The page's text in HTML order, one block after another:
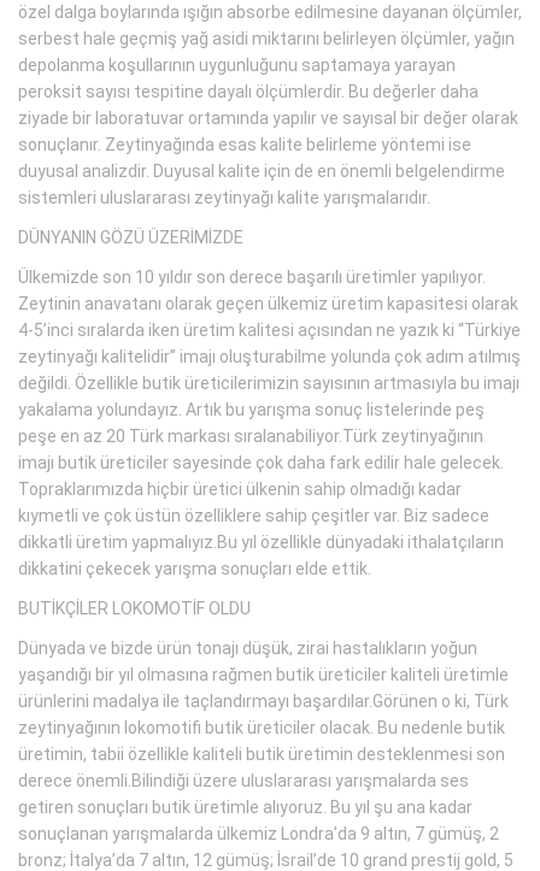
özel dalga boylarında ışığın absorbe edilmesine dayanan ölçümler,
serbest hale geçmiş yağ asidi miktarını belirleyen ölçümler, yağın
depolanma koşullarının uygunluğunu saptamaya yarayan
peroksit sayısı tespitine dayalı ölçümlerdir. Bu değerler daha
ziyade bir laboratuvar ortamında yapılır ve sayısal bir değer olarak
sonuçlanır. Zeytinyağında esas kalite belirleme yöntemi ise
duyusal analizdir. Duyusal kalite için de en önemli belgelendirme
sistemleri uluslararası zeytinyağı kalite yarışmalarıdır.
DÜNYANIN GÖZÜ ÜZERİMİZDE
Ülkemizde son 10 yıldır son derece başarılı üretimler yapılıyor.
Zeytinin anavatanı olarak geçen ülkemiz üretim kapasitesi olarak
4-5’inci sıralarda iken üretim kalitesi açısından ne yazık ki “Türkiye
zeytinyağı kalitelidir” imajı oluşturabilme yolunda çok adım atılmış
değildi. Özellikle butik üreticilerimizin sayısının artmasıyla bu imajı
yakalama yolundayız. Artık bu yarışma sonuç listelerinde peş
peşe en az 20 Türk markası sıralanabiliyor.Türk zeytinyağının
imajı butik üreticiler sayesinde çok daha fark edilir hale gelecek.
Topraklarımızda hiçbir üretici ülkenin sahip olmadığı kadar
kıymetli ve çok üstün özelliklere sahip çeşitler var. Biz sadece
dikkatli üretim yapmalıyız.Bu yıl özellikle dünyadaki ithalatçıların
dikkatini çekecek yarışma sonuçları elde ettik.
BUTİKÇİLER LOKOMOTİF OLDU
Dünyada ve bizde ürün tonajı düşük, zirai hastalıkların yoğun
yaşandığı bir yıl olmasına rağmen butik üreticiler kaliteli üretimle
ürünlerini madalya ile taçlandırmayı başardılar.Görünen o ki, Türk
zeytinyağının lokomotifi butik üreticiler olacak. Bu nedenle butik
üretimin, tabii özellikle kaliteli butik üretimin desteklenmesi son
derece önemli.Bilindiği üzere uluslararası yarışmalarda ses
getiren sonuçları butik üretimle alıyoruz. Bu yıl şu ana kadar
sonuçlanan yarışmalarda ülkemiz Londra’da 9 altın, 7 gümüş, 2
bronz; İtalya’da 7 altın, 12 gümüş; İsrail’de 10 grand prestij gold, 5